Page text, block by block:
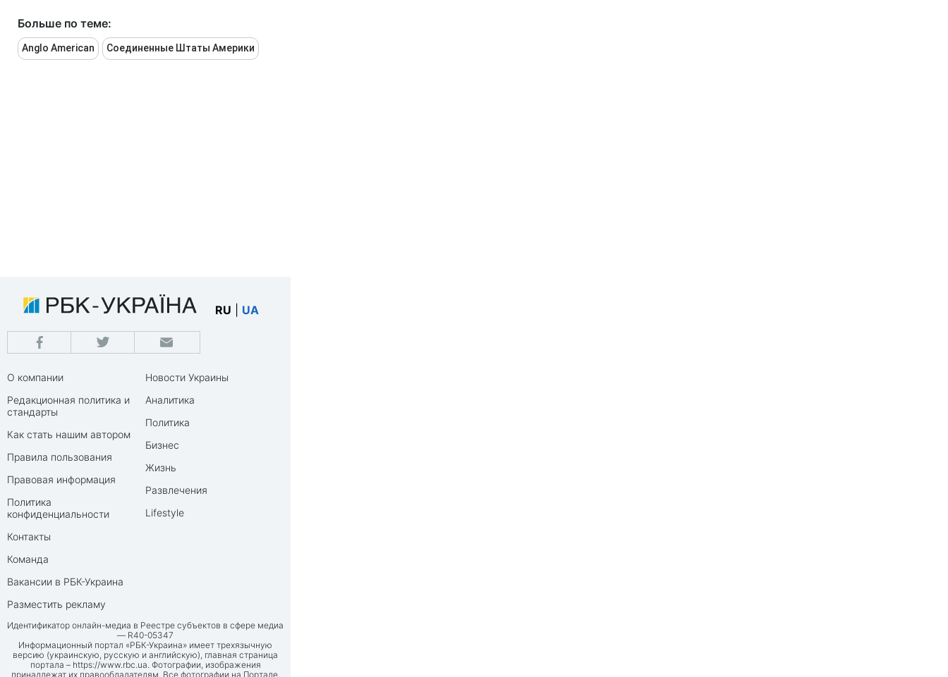
Больше по теме:
Anglo American Соединенные Штаты Америки
RU UA
О компании
Редакционная политика и
стандарты
Как стать нашим автором
Правила пользования
Правовая информация
Политика
конфиденциальности
Контакты
Команда
Вакансии в РБК-Украина
Разместить рекламу
Новости Украины
Аналитика
Политика
Бизнес
Жизнь
Развлечения
Lifestyle
Идентификатор онлайн-медиа в Реестре субъектов в сфере медиа
— R40-05347
Информационный портал «РБК-Украина» имеет трехязычную
версию (украинскую, русскую и английскую), главная страница
портала – https://www.rbc.ua. Фотографии, изображения
принадлежат их правообладателям. Все фотографии на Портале,